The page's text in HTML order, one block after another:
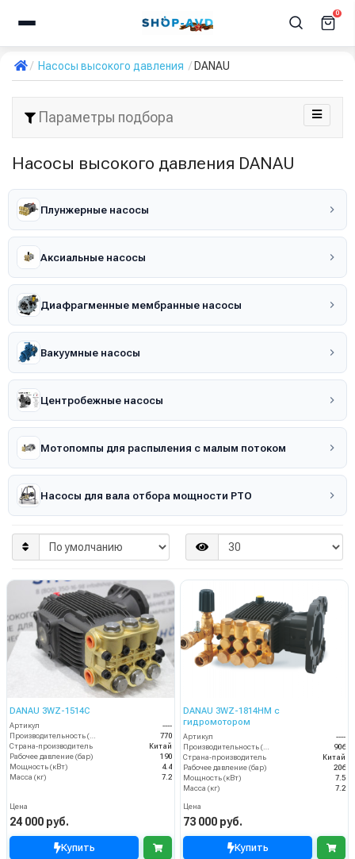
0
Насосы высокого давления DANAU
Параметры подбора
Насосы высокого давления DANAU
Плунжерные насосы
Аксиальные насосы
Диафрагменные мембранные насосы
Вакуумные насосы
Центробежные насосы
Мотопомпы для распыления с малым потоком
Насосы для вала отбора мощности PTO
DANAU 3WZ-1514C
Артикул
----
770
Страна-производитель
Китай
Рабочее давление (бар)
190
Мощность (кВт)
4.4
Масса (кг)
7.2
Цена
24 000 руб.
Купить
DANAU 3WZ-1814HM с
гидромотором
Артикул
----
906
Страна-производитель
Китай
Рабочее давление (бар)
206
Мощность (кВт)
7.5
Масса (кг)
7.2
Цена
73 000 руб.
Купить